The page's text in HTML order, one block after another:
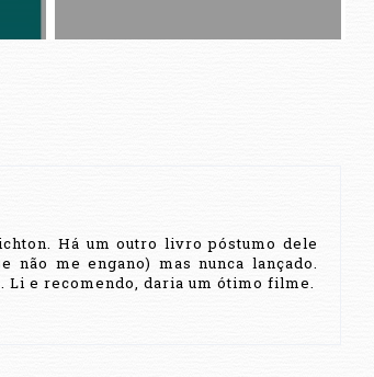
Há um outro livro póstumo dele
me engano) mas nunca lançado.
Li e recomendo, daria um ótimo filme.